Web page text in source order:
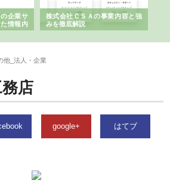
業サ
報内
株式会社ＣＳＡの事業内容と強
みを徹底解説
他_法人・企業
店
google+ はてブ